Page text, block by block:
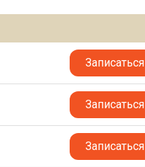
Записаться
Записаться
Записаться